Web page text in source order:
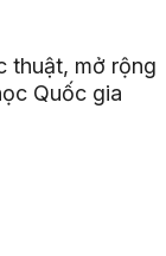
thuật, mở rộng
Quốc gia